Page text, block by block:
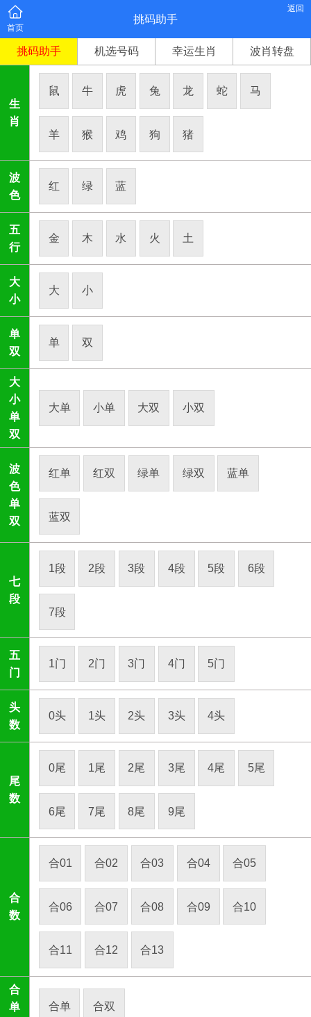
首页
挑码助手
返回
挑码助手 机选号码 幸运生肖 波肖转盘
生
肖
鼠 牛 虎 兔 龙 蛇 马
羊 猴 鸡 狗 猪
波
色
红 绿 蓝
五
行
金 木 水 火 土
大
小
大 小
单
双
单 双
大
小
单
双
大单 小单 大双 小双
波
色
单
双
红单 红双 绿单 绿双 蓝单
蓝双
七
段
1段 2段 3段 4段 5段 6段
7段
五
门
1门 2门 3门 4门 5门
头
数
0头 1头 2头 3头 4头
尾
数
0尾 1尾 2尾 3尾 4尾 5尾
6尾 7尾 8尾 9尾
合
数
合01 合02 合03 合04 合05
合06 合07 合08 合09 合10
合11 合12 合13
合
单
合单 合双